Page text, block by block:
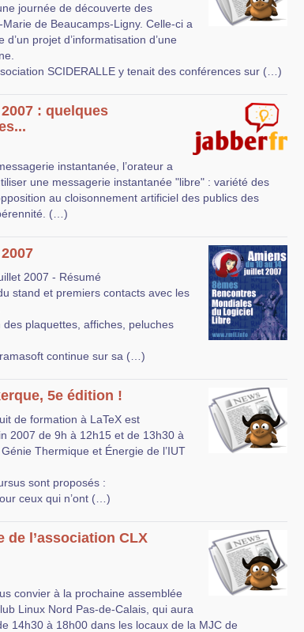
journée de découverte des
de Beaucamps-Ligny. Celle-ci a
projet d’informatisation d’une
SCIDERALLE y tenait des conférences sur (…)
: quelques
instantanée, l’orateur a
une messagerie instantanée "libre" : variété des
au cloisonnement artificiel des publics des
(…)
2007 - Résumé
stand et premiers contacts avec les
plaquettes, affiches, peluches
continue sur sa (…)
5e édition !
de formation à LaTeX est
2007 de 9h à 12h15 et de 13h30 à
Thermique et Énergie de l’IUT
sont proposés :
ceux qui n’ont (…)
de l’association CLX
convier à la prochaine assemblée
Linux Nord Pas-de-Calais, qui aura
14h30 à 18h00 dans les locaux de la MJC de